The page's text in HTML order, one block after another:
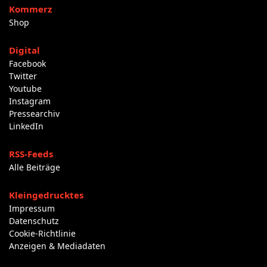
Kommerz
Shop
Digital
Facebook
Twitter
Youtube
Instagram
Pressearchiv
LinkedIn
RSS-Feeds
Alle Beiträge
Kleingedrucktes
Impressum
Datenschutz
Cookie-Richtlinie
Anzeigen & Mediadaten